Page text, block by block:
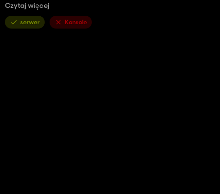
dzięki i dobrej gry.
Czytaj więcej
serwer Konsole